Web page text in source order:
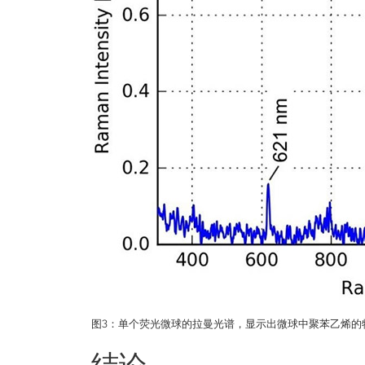
图3：单个荧光微球的拉曼光谱，显示出微球中聚苯乙烯的